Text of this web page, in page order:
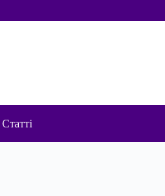
Статті